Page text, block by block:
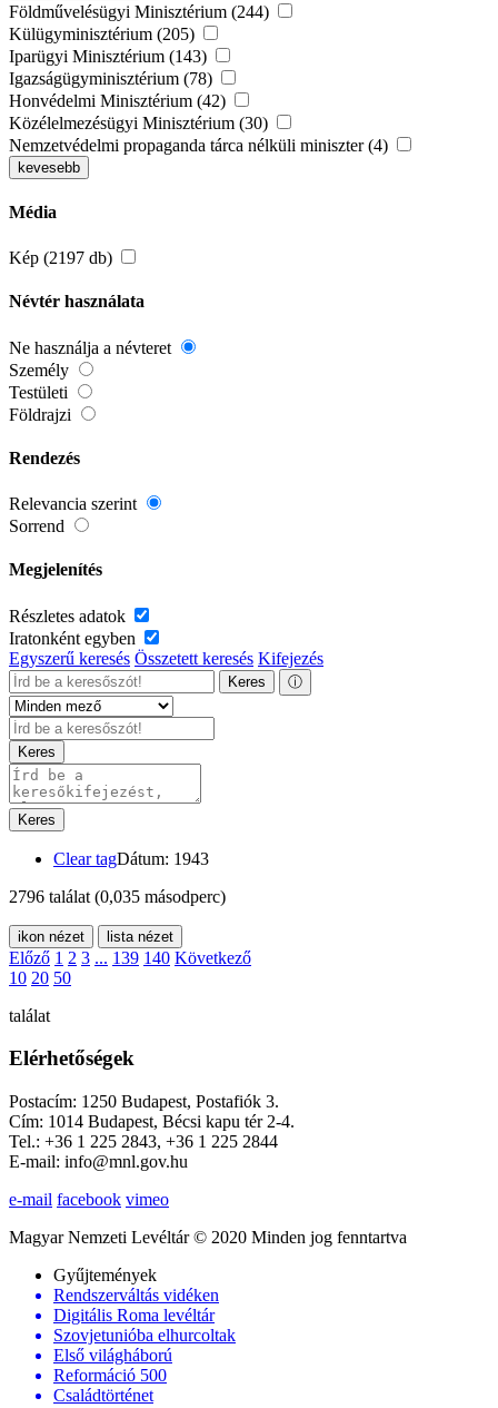
Földművelésügyi Minisztérium (244)
Külügyminisztérium (205)
Iparügyi Minisztérium (143)
Igazságügyminisztérium (78)
Honvédelmi Minisztérium (42)
Közélelmezésügyi Minisztérium (30)
Nemzetvédelmi propaganda tárca nélküli miniszter (4)
kevesebb
Média
Kép (2197 db)
Névtér használata
Ne használja a névteret
Személy
Testületi
Földrajzi
Rendezés
Relevancia szerint
Sorrend
Megjelenítés
Részletes adatok
Iratonként egyben
Egyszerű keresés Összetett keresés Kifejezés
Keres ⓘ
Keres
Keres
Clear tagDátum: 1943
2796 találat (0,035 másodperc)
ikon nézet lista nézet
Előző 1 2 3 ... 139 140 Következő
10 20 50
találat
Elérhetőségek
Postacím: 1250 Budapest, Postafiók 3.
Cím: 1014 Budapest, Bécsi kapu tér 2-4.
Tel.: +36 1 225 2843, +36 1 225 2844
E-mail: info@mnl.gov.hu
e-mail facebook vimeo
Magyar Nemzeti Levéltár © 2020 Minden jog fenntartva
Gyűjtemények
Rendszerváltás vidéken
Digitális Roma levéltár
Szovjetunióba elhurcoltak
Első világháború
Reformáció 500
Családtörténet